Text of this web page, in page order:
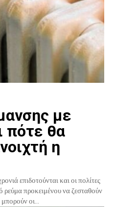
με
πότε θα
η
επιδοτούνται και οι πολίτες
προκειμένου να ζεσταθούν
οι...